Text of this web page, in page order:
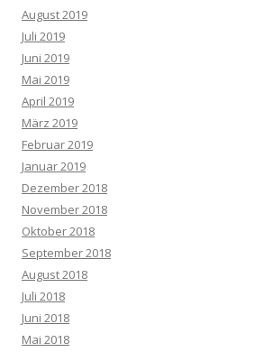
August 2019
Juli 2019
Juni 2019
Mai 2019
April 2019
März 2019
Februar 2019
Januar 2019
Dezember 2018
November 2018
Oktober 2018
September 2018
August 2018
Juli 2018
Juni 2018
Mai 2018